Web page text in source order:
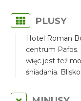
PLUSY
Hotel Roman
centrum Pafos.
więc jest też
śniadania.